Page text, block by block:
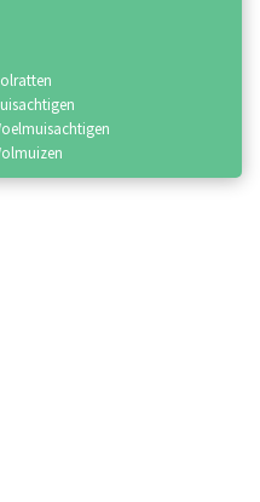
molratten
muisachtigen
woelmuisachtigen
wolmuizen